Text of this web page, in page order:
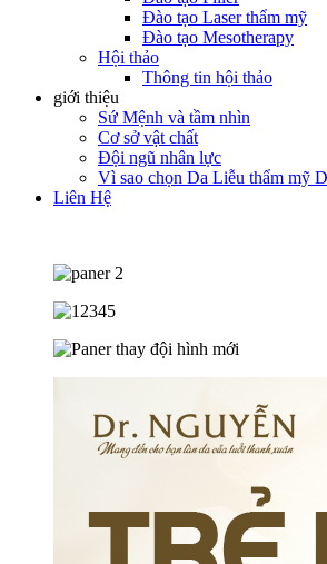
Đào tạo Laser thẩm mỹ
Đào tạo Mesotherapy
Hội thảo
Thông tin hội thảo
giới thiệu
Sứ Mệnh và tầm nhìn
Cơ sở vật chất
Đội ngũ nhân lực
Vì sao chọn Da Liễu thẩm mỹ
Liên Hệ